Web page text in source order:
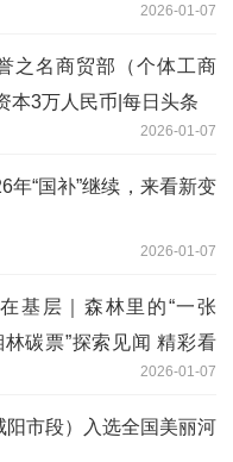
2026-01-07
之名商贸部（个体工商
本3万人民币|每日头条
2026-01-07
年“国补”继续，来看新变
2026-01-07
基层｜森林里的“一张
碳票”探索见闻 精彩看
2026-01-07
阳市段）入选全国美丽河